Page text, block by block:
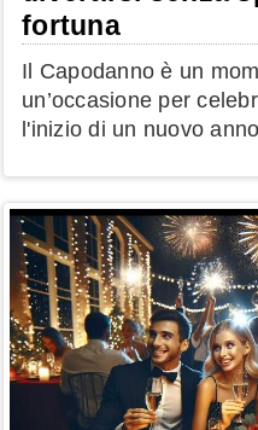
fortuna
Il Capodanno è un
un’occasione per
l'inizio di un nuovo